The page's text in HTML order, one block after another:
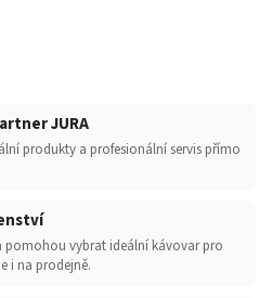
JURA
produkty a profesionální servis přímo
pomohou vybrat ideální kávovar pro
i na prodejně.